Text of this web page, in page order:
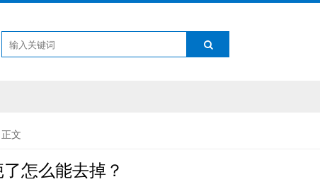
正文
怎么能去掉？